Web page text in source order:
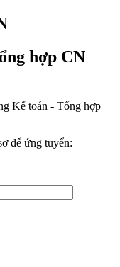
hợp CN
Kế toán - Tổng hợp
để ứng tuyển: